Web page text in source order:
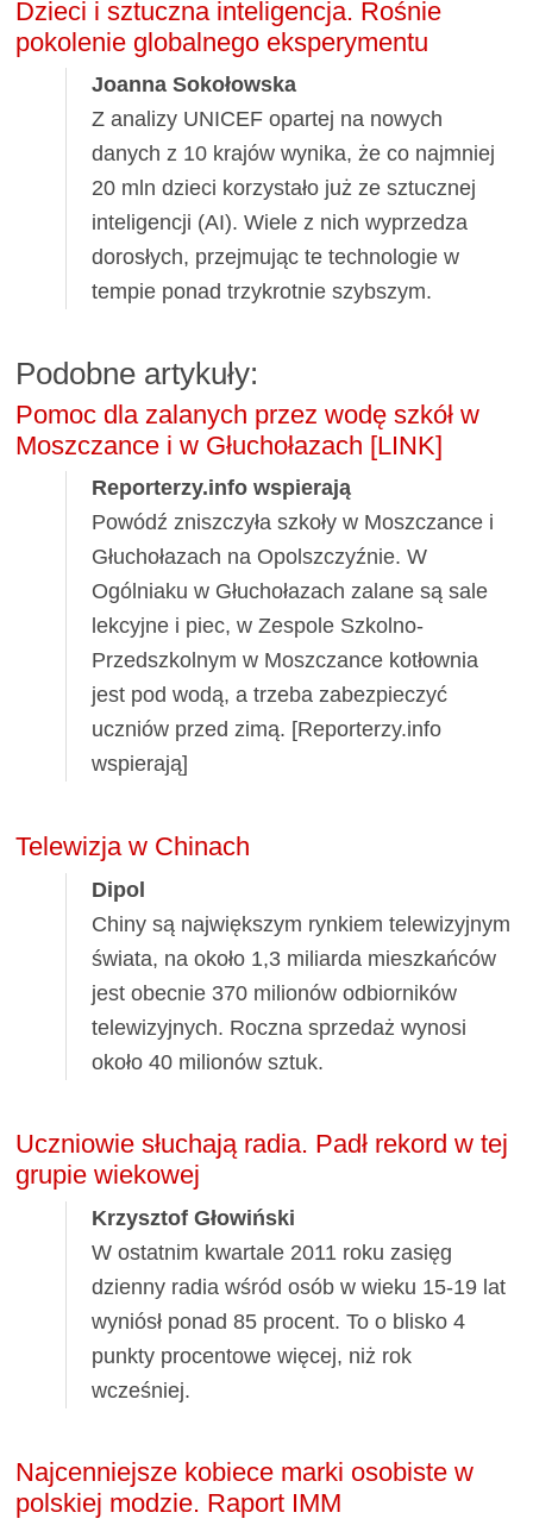
Dzieci i sztuczna inteligencja. Rośnie
pokolenie globalnego eksperymentu
Joanna Sokołowska
Z analizy UNICEF opartej na nowych
danych z 10 krajów wynika, że co najmniej
20 mln dzieci korzystało już ze sztucznej
inteligencji (AI). Wiele z nich wyprzedza
dorosłych, przejmując te technologie w
tempie ponad trzykrotnie szybszym.
Podobne artykuły:
Pomoc dla zalanych przez wodę szkół w
Moszczance i w Głuchołazach [LINK]
Reporterzy.info wspierają
Powódź zniszczyła szkoły w Moszczance i
Głuchołazach na Opolszczyźnie. W
Ogólniaku w Głuchołazach zalane są sale
lekcyjne i piec, w Zespole Szkolno-
Przedszkolnym w Moszczance kotłownia
jest pod wodą, a trzeba zabezpieczyć
uczniów przed zimą. [Reporterzy.info
wspierają]
Telewizja w Chinach
Dipol
Chiny są największym rynkiem telewizyjnym
świata, na około 1,3 miliarda mieszkańców
jest obecnie 370 milionów odbiorników
telewizyjnych. Roczna sprzedaż wynosi
około 40 milionów sztuk.
Uczniowie słuchają radia. Padł rekord w tej
grupie wiekowej
Krzysztof Głowiński
W ostatnim kwartale 2011 roku zasięg
dzienny radia wśród osób w wieku 15-19 lat
wyniósł ponad 85 procent. To o blisko 4
punkty procentowe więcej, niż rok
wcześniej.
Najcenniejsze kobiece marki osobiste w
polskiej modzie. Raport IMM